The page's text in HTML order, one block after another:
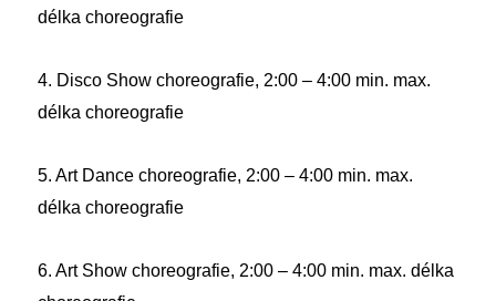
délka choreografie
4. Disco Show choreografie, 2:00 – 4:00 min. max.
délka choreografie
5. Art Dance choreografie, 2:00 – 4:00 min. max.
délka choreografie
6. Art Show choreografie, 2:00 – 4:00 min. max. délka